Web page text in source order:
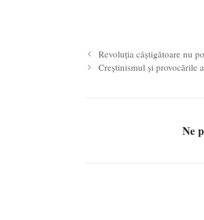
Revoluția câștigătoare nu
Creștinismul și provocările
Ne